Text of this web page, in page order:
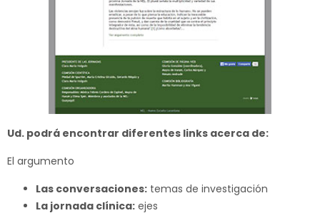
Ud. podrá encontrar diferentes links acerca de:
El argumento
Las conversaciones: temas de investigación
La jornada clínica: ejes